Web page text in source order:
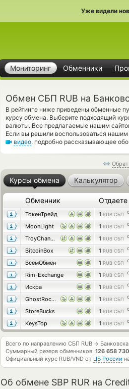
Уже видели
Мониторинг Обменники
Обмен СБП RUB на
В рейтинге ниже приведены обменные
курсу обмена. Выберите подходящий
валюты. Все предлагаемые нашим
Если вы решили воспользоваться
видео, подробно рассказывающее
Курсы обмена Калькулятор
Обменник Отдаете
ТокенТрейд 1 RUB СБП
MoonLight
1 RUB СБП
TroyChange
1 RUB СБП
BitcoinBox
1 RUB СБП
ВсемОбмен
1 RUB СБП
Rim-Exchange
1 RUB СБП
Искра
1 RUB СБП
GhostRocket
1 RUB СБП
StoreBucks
1 RUB СБП
KeysTop
1 RUB СБП
Всего по направлению СБП RUB →
Суммарный резерв обменников: 126 658
Официальный курс RUB/VND от ЦБ России
Об обмене SBP RUR на